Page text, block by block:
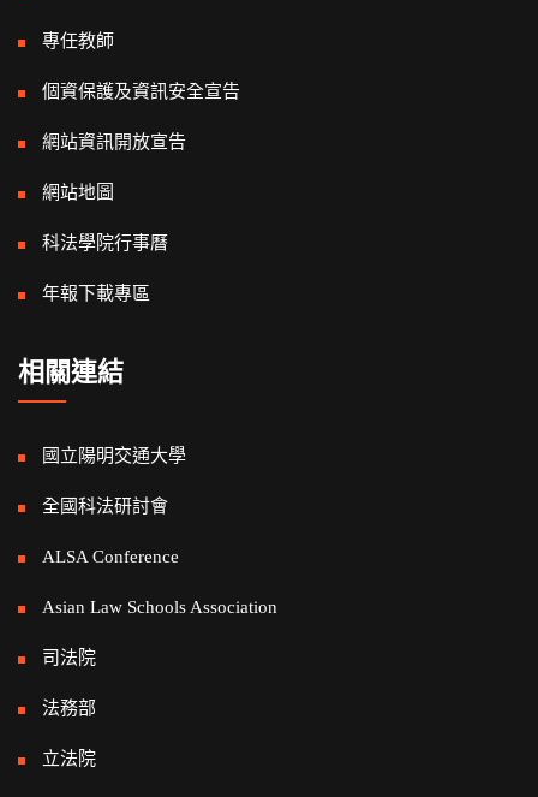
專任教師
個資保護及資訊安全宣告
網站資訊開放宣告
網站地圖
科法學院行事曆
年報下載專區
相關連結
國立陽明交通大學
全國科法研討會
ALSA Conference
Asian Law Schools Association
司法院
法務部
立法院